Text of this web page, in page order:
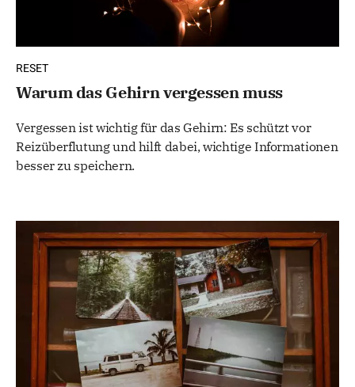
RESET
Warum das Gehirn vergessen muss
Vergessen ist wichtig für das Gehirn: Es schützt vor
Reizüberflutung und hilft dabei, wichtige Informationen
besser zu speichern.